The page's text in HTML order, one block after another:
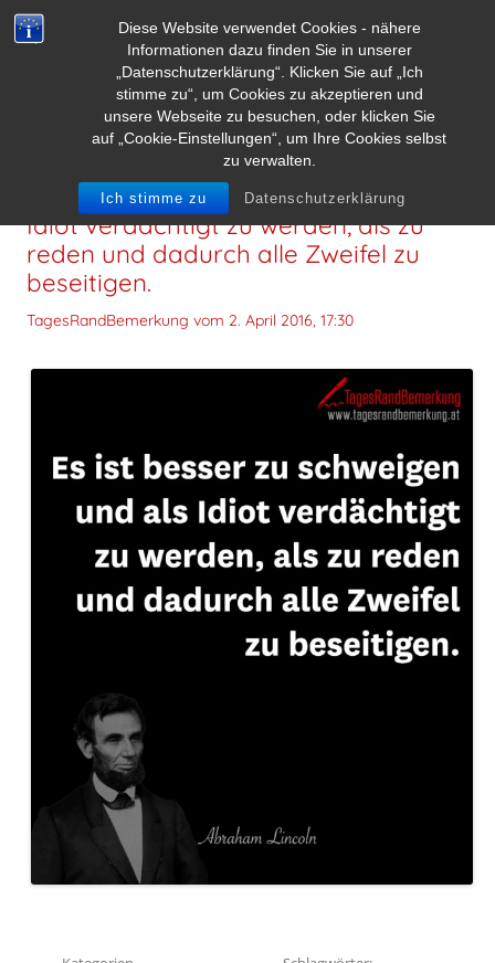
Diese Website verwendet Cookies - nähere
Informationen dazu finden Sie in unserer
„Datenschutzerklärung“. Klicken Sie auf „Ich
stimme zu“, um Cookies zu akzeptieren und
unsere Webseite zu besuchen, oder klicken Sie
auf „Cookie-Einstellungen“, um Ihre Cookies selbst
zu verwalten.
Ich stimme zu Datenschutzerklärung
Es ist besser zu schweigen und als
Idiot verdächtigt zu werden, als zu
reden und dadurch alle Zweifel zu
beseitigen.
TagesRandBemerkung vom 2. April 2016, 17:30